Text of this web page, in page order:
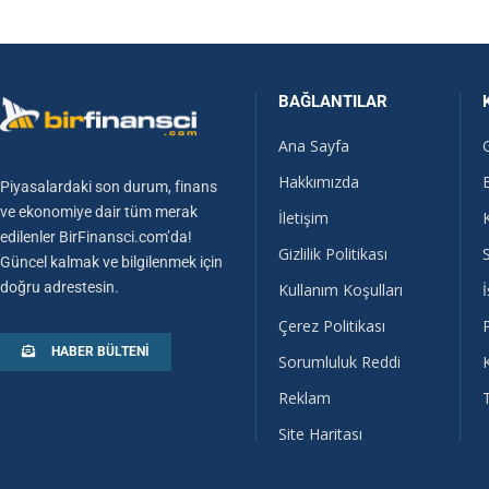
Piyasalardaki son durum, finans
ve ekonomiye dair tüm merak
edilenler BirFinansci.com’da!
Güncel kalmak ve bilgilenmek için
doğru adrestesin.
HABER BÜLTENI
BAĞLANTILAR
Ana Sayfa
Hakkımızda
İletişim
Gizlilik Politikası
Kullanım Koşulları
Çerez Politikası
Sorumluluk Reddi
Reklam
Site Haritası